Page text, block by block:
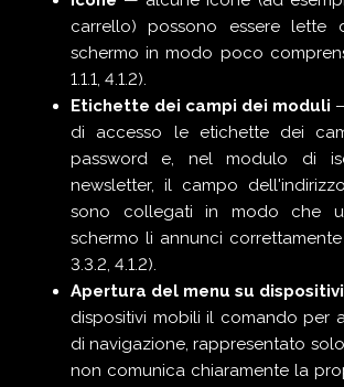
carrello) possono essere lette
schermo in modo poco
1.1.1, 4.1.2).
Etichette dei campi dei moduli
di accesso le etichette dei
password e, nel modulo di
newsletter, il campo
sono collegati in modo che
schermo li annunci correttamente
3.3.2, 4.1.2).
Apertura del menu su
dispositivi mobili il comando per
di navigazione, rappresentato
non comunica chiaramente la